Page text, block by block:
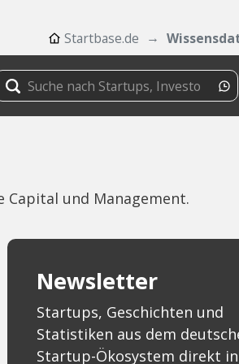
Startbase.de
und Management.
Newsletter
Startups, Geschichten und
Statistiken aus dem
Startup-Ökosystem direkt in